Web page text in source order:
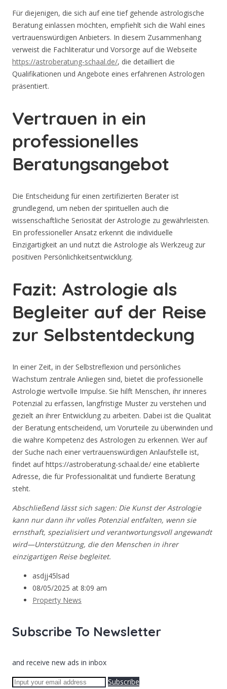
Für diejenigen, die sich auf eine tief gehende astrologische
Beratung einlassen möchten, empfiehlt sich die Wahl eines
vertrauenswürdigen Anbieters. In diesem Zusammenhang
verweist die Fachliteratur und Vorsorge auf die Webseite
https://astroberatung-schaal.de/, die detailliert die
Qualifikationen und Angebote eines erfahrenen Astrologen
präsentiert.
Vertrauen in ein
professionelles
Beratungsangebot
Die Entscheidung für einen zertifizierten Berater ist
grundlegend, um neben der spirituellen auch die
wissenschaftliche Seriosität der Astrologie zu gewährleisten.
Ein professioneller Ansatz erkennt die individuelle
Einzigartigkeit an und nutzt die Astrologie als Werkzeug zur
positiven Persönlichkeitsentwicklung.
Fazit: Astrologie als
Begleiter auf der Reise
zur Selbstentdeckung
In einer Zeit, in der Selbstreflexion und persönliches
Wachstum zentrale Anliegen sind, bietet die professionelle
Astrologie wertvolle Impulse. Sie hilft Menschen, ihr inneres
Potenzial zu erfassen, langfristige Muster zu verstehen und
gezielt an ihrer Entwicklung zu arbeiten. Dabei ist die Qualität
der Beratung entscheidend, um Vorurteile zu überwinden und
die wahre Kompetenz des Astrologen zu erkennen. Wer auf
der Suche nach einer vertrauenswürdigen Anlaufstelle ist,
findet auf https://astroberatung-schaal.de/ eine etablierte
Adresse, die für Professionalität und fundierte Beratung
steht.
Abschließend lässt sich sagen: Die Kunst der Astrologie
kann nur dann ihr volles Potenzial entfalten, wenn sie
ernsthaft, spezialisiert und verantwortungsvoll angewandt
wird—Unterstützung, die den Menschen in ihrer
einzigartigen Reise begleitet.
asdjj45lsad
08/05/2025 at 8:09 am
Property News
Subscribe To Newsletter
and receive new ads in inbox
Subscribe